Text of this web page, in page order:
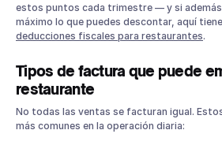
estos puntos cada trimestre — y si
máximo lo que puedes descontar, aquí
deducciones fiscales para restaurantes.
Tipos de factura que puede
restaurante
No todas las ventas se facturan igual.
más comunes en la operación diaria: